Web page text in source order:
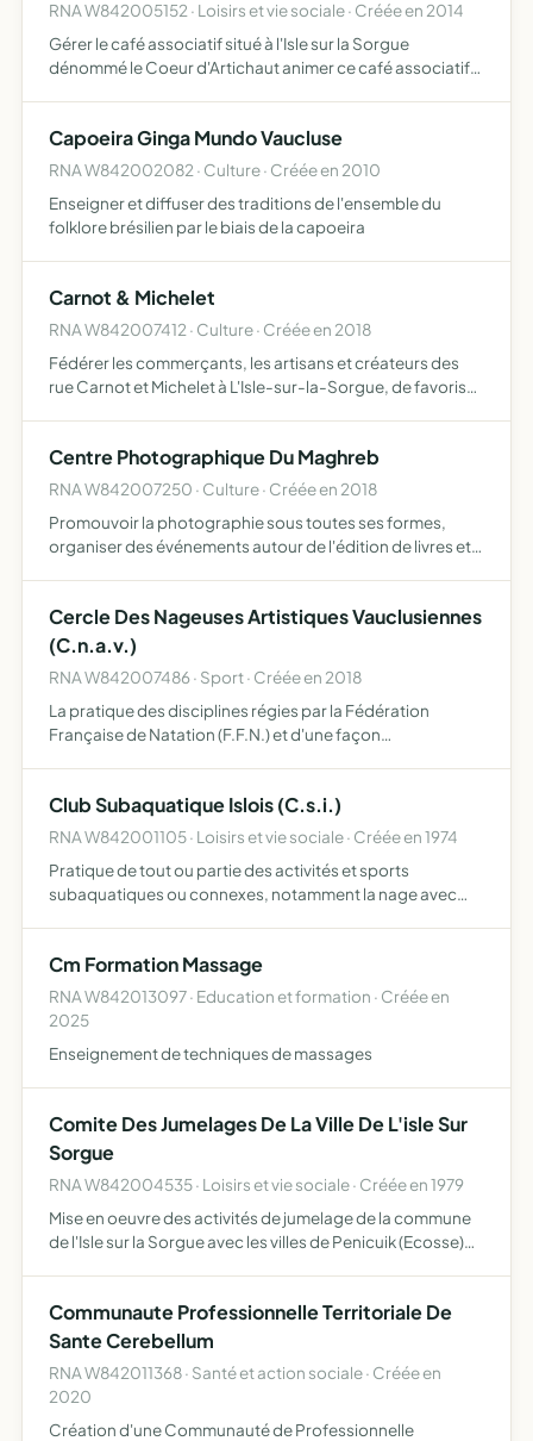
RNA W842005152 · Loisirs et vie sociale · Créée en 2014
Gérer le café associatif situé à l'Isle sur la Sorgue
dénommé le Coeur d'Artichaut animer ce café associatif,
Capoeira Ginga Mundo Vaucluse
RNA W842002082 · Culture · Créée en 2010
Enseigner et diffuser des traditions de l'ensemble du
folklore brésilien par le biais de la capoeira
Carnot & Michelet
RNA W842007412 · Culture · Créée en 2018
Fédérer les commerçants, les artisans et créateurs des
rue Carnot et Michelet à L'Isle-sur-la-Sorgue, de favoriser
Centre Photographique Du Maghreb
RNA W842007250 · Culture · Créée en 2018
Promouvoir la photographie sous toutes ses formes,
organiser des événements autour de l'édition de livres et
dé…
Cercle Des Nageuses Artistiques Vauclusiennes
(C.n.a.v.)
RNA W842007486 · Sport · Créée en 2018
La pratique des disciplines régies par la Fédération
Française de Natation (F.F.N.) et d'une façon
Club Subaquatique Islois (C.s.i.)
RNA W842001105 · Loisirs et vie sociale · Créée en 1974
Pratique de tout ou partie des activités et sports
subaquatiques ou connexes, notamment la nage avec
Cm Formation Massage
RNA W842013097 · Education et formation · Créée en
2025
Enseignement de techniques de massages
Comite Des Jumelages De La Ville De L'isle Sur
Sorgue
RNA W842004535 · Loisirs et vie sociale · Créée en 1979
Mise en oeuvre des activités de jumelage de la commune
de l'Isle sur la Sorgue avec les villes de Penicuik (Ecosse)
Communaute Professionnelle Territoriale De
Sante Cerebellum
RNA W842011368 · Santé et action sociale · Créée en
2020
Création d'une Communauté de Professionnelle